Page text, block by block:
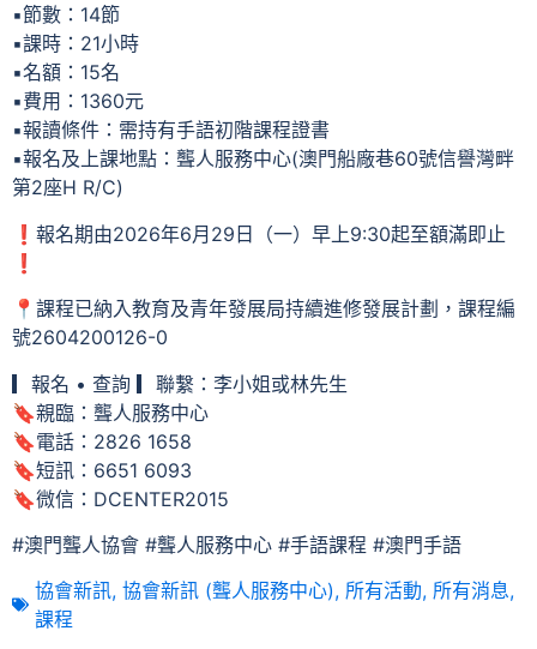
️▪️節數：14節
️▪️課時：21小時
️▪️名額：15名
▪️費用：1360元
▪️報讀條件：需持有手語初階課程證書
️▪️報名及上課地點：聾人服務中心(澳門船廠巷60號信譽灣畔
第2座H R/C)
️❗️報名期由2026年6月29日（一）早上9:30起至額滿即止️
❗️
📍課程已納入教育及青年發展局持續進修發展計劃，課程編
號2604200126-0
▎報名 • 查詢 ▎聯繫：李小姐或林先生
🔖親臨：聾人服務中心
🔖電話：2826 1658
🔖短訊：6651 6093
🔖微信：DCENTER2015
#澳門聾人協會 #聾人服務中心 #手語課程 #澳門手語
協會新訊, 協會新訊 (聾人服務中心), 所有活動, 所有消息,
課程